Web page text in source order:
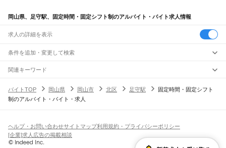
岡山県、足守駅、固定時間・固定シフト制のアルバイト・バイト求人情報
求人の詳細を表示
条件を追加・変更して検索
市区町村を追加・変更
岡山県すべて
岡山市 すべて
真庭市美作市浅口市和気郡都窪郡浅口郡小田郡真庭郡苫田郡勝田郡
久米郡加賀郡
駅を追加・変更
JR山陽本線(岡山～三原)
岡山駅北長瀬駅庭瀬駅中庄駅 新倉敷駅金光駅鴨方駅里庄駅笠岡駅
職種を追加・変更
飲食・フードサービスすべて
ホールスタッフキッチンスタッフ
パン屋（ベーカリー）
バー（BAR）・バーテンダー
人気
日払いOK高校生歓迎 髪型・髪色自由
雇用形態を追加・変更
関連キーワード
バイトTOP
岡山県 岡山市 北区 足守駅
固定時間・固定シフト
制のアルバイト・バイト・求人
ヘルプ・お問い合わせサイトマップ利用規約・プライバシーポリシー
[企業]求人広告の掲載相談